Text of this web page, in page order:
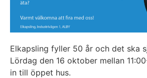
Elkapsling fyller 50 år och det ska
Lördag den 16 oktober mellan
in till öppet hus.